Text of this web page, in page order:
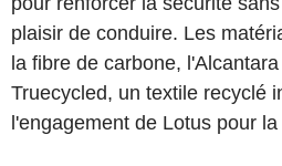
plaisir de conduire. Les
la fibre de carbone,
Truecycled, un textile recyclé
l'engagement de Lotus pour